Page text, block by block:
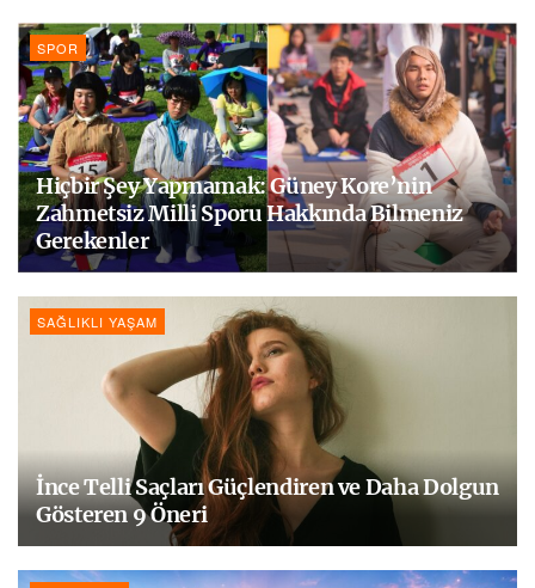
SPOR
Hiçbir Şey Yapmamak: Güney Kore’nin
Zahmetsiz Milli Sporu Hakkında Bilmeniz
Gerekenler
SAĞLIKLI YAŞAM
İnce Telli Saçları Güçlendiren ve Daha Dolgun
Gösteren 9 Öneri